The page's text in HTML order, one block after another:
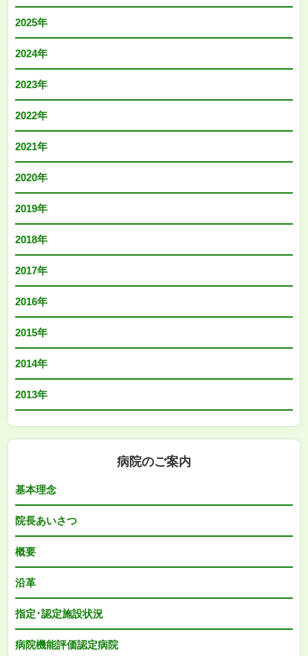
2025年
2024年
2023年
2022年
2021年
2020年
2019年
2018年
2017年
2016年
2015年
2014年
2013年
病院のご案内
基本理念
院長あいさつ
概要
沿革
指定･認定施設状況
病院機能評価認定病院